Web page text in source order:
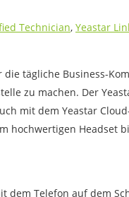
Technician, Yeastar
tägliche Business-
zu machen. Der
mit dem Yeastar
hochwertigen
Telefon auf dem